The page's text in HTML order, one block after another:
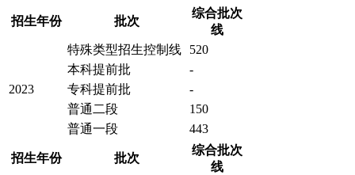
招生年份 批次
综合批次
线
2023
特殊类型招生控制线
520
本科提前批
-
专科提前批
-
普通二段
150
普通一段
443
招生年份 批次
综合批次
线